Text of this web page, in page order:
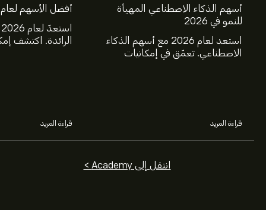
أسهم الذكاء الاصطناعي المهيأة
للنمو في 2026
استعد لعام 2026 مع أسهم الذكاء
الاصطناعي. تعمّق في إمكانيات
قراءة المزيد
أفضل الأسهم لعام
الرائدة. اكتشف
قراءة المزيد
انتقل إلى Academy >